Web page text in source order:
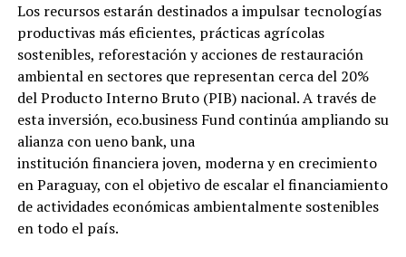
Los recursos estarán destinados a impulsar tecnologías
productivas más eficientes, prácticas agrícolas
sostenibles, reforestación y acciones de restauración
ambiental en sectores que representan cerca del 20%
del Producto Interno Bruto (PIB) nacional. A través de
esta inversión, eco.business Fund continúa ampliando su
alianza con ueno bank, una
institución financiera joven, moderna y en crecimiento
en Paraguay, con el objetivo de escalar el financiamiento
de actividades económicas ambientalmente sostenibles
en todo el país.